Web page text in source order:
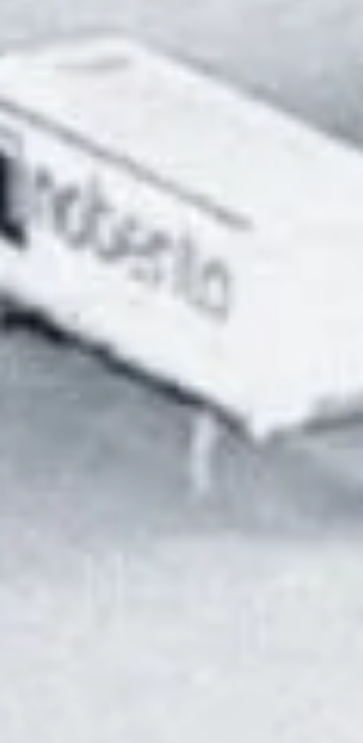
Proteggi ciò che ami.
La rivoluzione della sicurezza parte da qui e arriva
fino a casa tua, con un sistema certificato che ti
garantisce una protezione senza precedenti.
Nobento è la prima e unica azienda ad introdurre
un sistema innovativo e brevettato di incollaggio
del vetro, su tutte le finestre.
Scopri Secureview